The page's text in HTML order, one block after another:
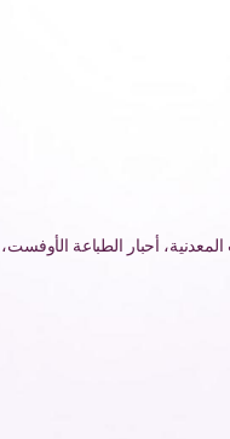
أحبار الطباعة